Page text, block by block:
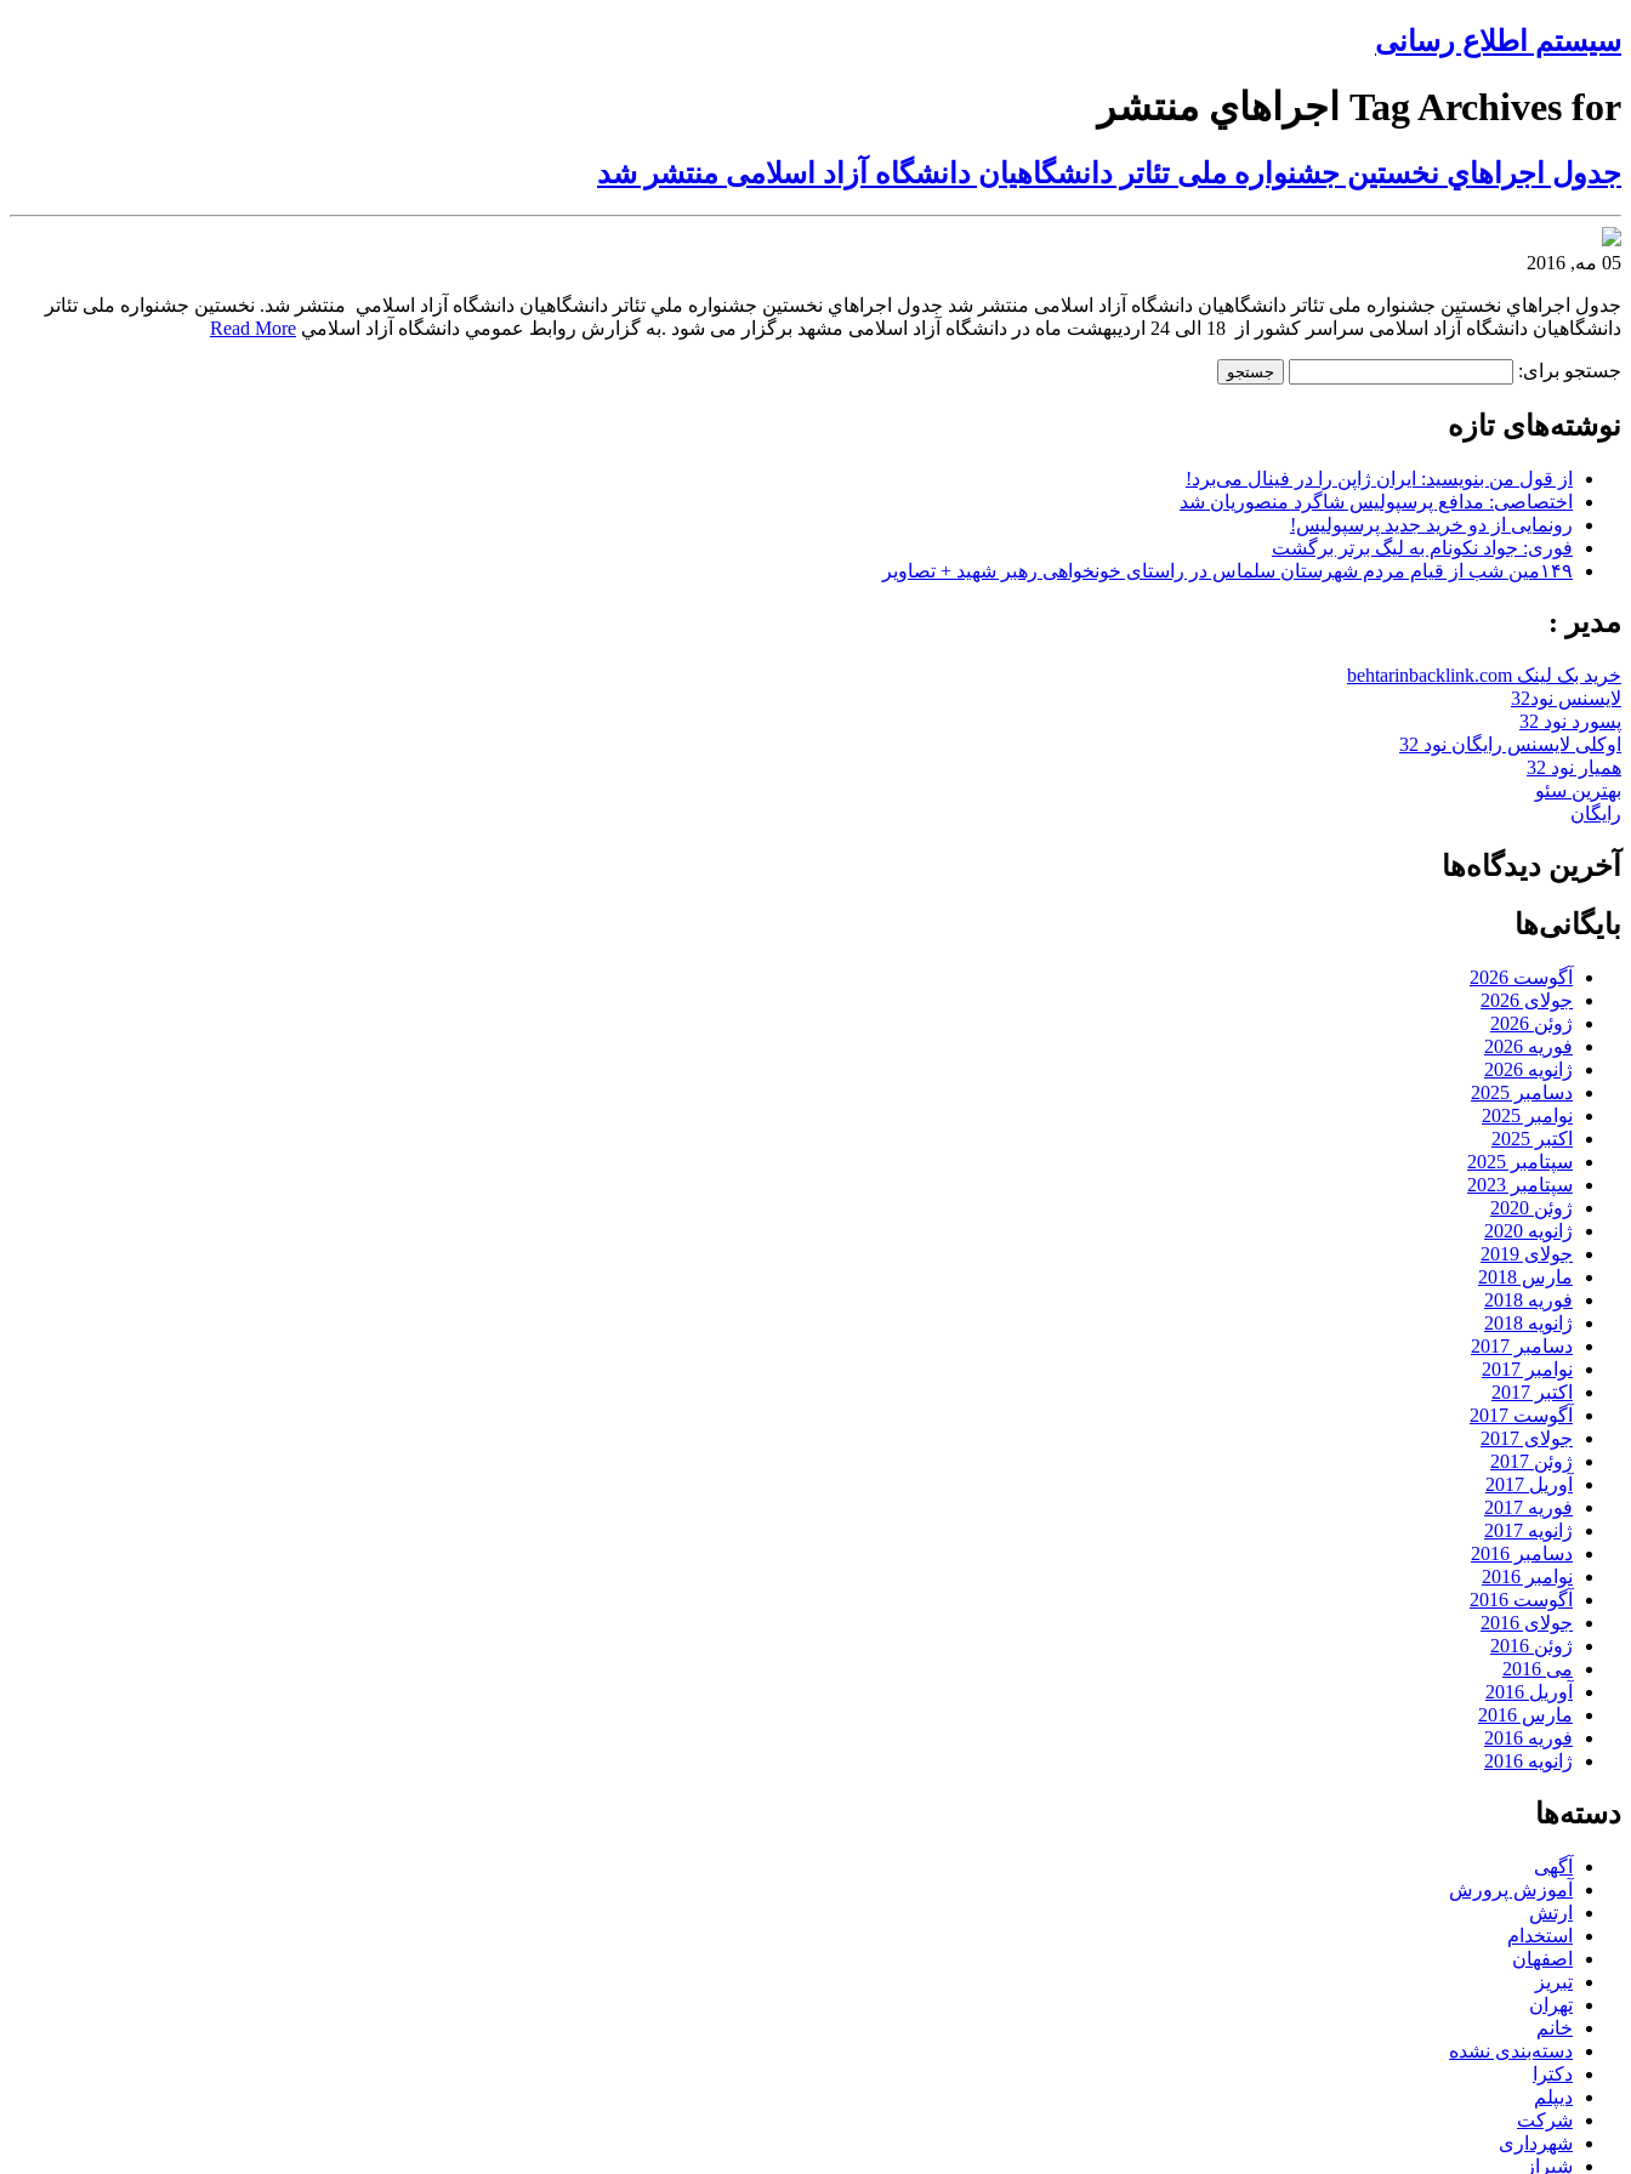
سیستم اطلاع رسانی
Tag Archives for اجراهاي منتشر
جدول اجراهاي نخستين جشنواره ملى تئاتر دانشگاهيان دانشگاه آزاد اسلامى منتشر شد
05 مه, 2016
جدول اجراهاي نخستين جشنواره ملى تئاتر دانشگاهيان دانشگاه آزاد اسلامى منتشر شد جدول اجراهاي نخستين جشنواره ملي تئاتر دانشگاهيان دانشگاه آزاد اسلامي منتشر شد. نخستین جشنواره ملی تئاتر
دانشگاهیان دانشگاه آزاد اسلامی سراسر کشور از 18 الی 24 اردیبهشت ماه در دانشگاه آزاد اسلامی مشهد برگزار می شود .به گزارش روابط عمومي دانشگاه آزاد اسلامي
Read More
جستجو برای:
نوشته‌های تازه
از قول من بنویسید: ایران ژاپن را در فینال می‌برد!
اختصاصی: مدافع پرسپولیس شاگرد منصوریان شد
رونمایی از دو خرید جدید پرسپولیس!
فوری: جواد نکونام به لیگ برتر برگشت
۱۴۹مین شب از قیام مردم شهرستان سلماس در راستای خونخواهی رهبر شهید + تصاویر
مدیر :
خرید بک لینک behtarinbacklink.com
لایسنس نود32
پسورد نود 32
اوکلی لایسنس رایگان نود 32
همیار نود 32
بهترین سئو
رایگان
آخرین دیدگاه‌ها
بایگانی‌ها
آگوست 2026
جولای 2026
ژوئن 2026
فوریه 2026
ژانویه 2026
دسامبر 2025
نوامبر 2025
اکتبر 2025
سپتامبر 2025
سپتامبر 2023
ژوئن 2020
ژانویه 2020
جولای 2019
مارس 2018
فوریه 2018
ژانویه 2018
دسامبر 2017
نوامبر 2017
اکتبر 2017
آگوست 2017
جولای 2017
ژوئن 2017
آوریل 2017
فوریه 2017
ژانویه 2017
دسامبر 2016
نوامبر 2016
آگوست 2016
جولای 2016
ژوئن 2016
می 2016
آوریل 2016
مارس 2016
فوریه 2016
ژانویه 2016
دسته‌ها
آگهی
آموزش پرورش
ارتش
استخدام
اصفهان
تبریز
تهران
خانم
دسته‌بندی نشده
دکترا
دیپلم
شرکت
شهرداری
شیراز